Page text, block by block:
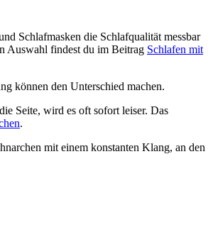
Schlafmasken die Schlafqualität messbar
Auswahl findest du im Beitrag Schlafen mit
können den Unterschied machen.
Seite, wird es oft sofort leiser. Das
.
mit einem konstanten Klang, an den